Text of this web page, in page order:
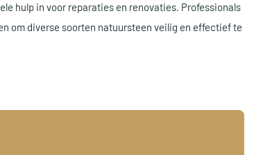
hulp in voor reparaties en renovaties. Professionals
om diverse soorten natuursteen veilig en effectief te